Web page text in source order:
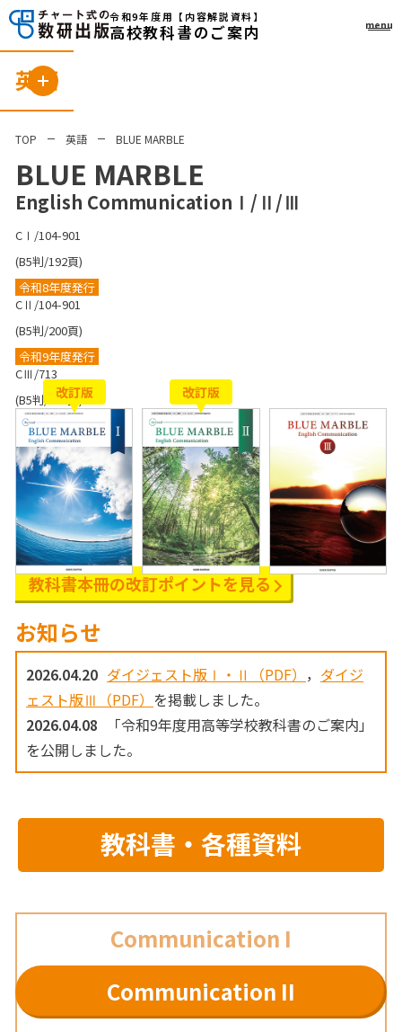
令和9年度用 【内容解説資料】
高校教科書のご案内 menu
英語
TOP 英語 BLUE MARBLE
BLUE MARBLE
English CommunicationⅠ/Ⅱ/Ⅲ
CⅠ/104-901
(B5判/192頁)
令和8年度発行
CⅡ/104-901
(B5判/200頁)
令和9年度発行
CⅢ/713
(B5判/144頁)
教科書本冊の改訂ポイントを見る
改訂版 改訂版
お知らせ
2026.04.20 ダイジェスト版Ⅰ・Ⅱ（PDF） ， ダイジ
ェスト版Ⅲ（PDF） を掲載しました。
2026.04.08
「令和9年度用高等学校教科書のご案内」
を公開しました。
教科書・各種資料
Communication I
Communication II